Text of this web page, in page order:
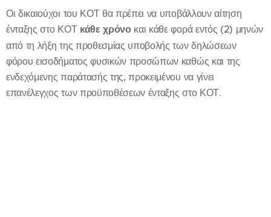
Οι δικαιούχοι του ΚΟΤ θα πρέπει να υποβάλλουν αίτηση
ένταξης στο ΚΟΤ κάθε χρόνο και κάθε φορά εντός (2) μηνών
από τη λήξη της προθεσμίας υποβολής των δηλώσεων
φόρου εισοδήματος φυσικών προσώπων καθώς και της
ενδεχόμενης παράτασής της, προκειμένου να γίνει
επανέλεγχος των προϋποθέσεων ένταξης στο ΚΟΤ.